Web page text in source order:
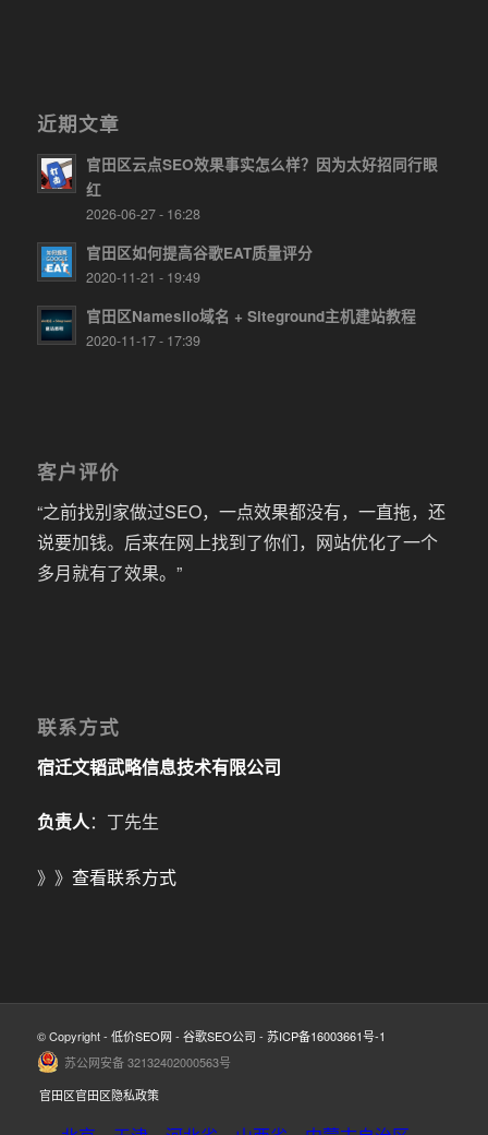
近期文章
官田区云点SEO效果事实怎么样？因为太好招同行眼
红
2026-06-27 - 16:28
官田区如何提高谷歌EAT质量评分
2020-11-21 - 19:49
官田区Namesilo域名 + Siteground主机建站教程
2020-11-17 - 17:39
客户评价
“之前找别家做过SEO，一点效果都没有，一直拖，还
说要加钱。后来在网上找到了你们，网站优化了一个
多月就有了效果。”
联系方式
宿迁文韬武略信息技术有限公司
负责人：丁先生
》》 查看联系方式
© Copyright - 低价SEO网 - 谷歌SEO公司 - 苏ICP备16003661号-1
苏公网安备 32132402000563号
官田区官田区隐私政策